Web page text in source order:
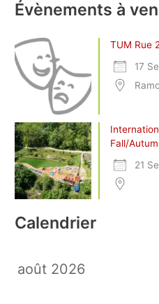
Évènements à
TUM Rue
17
Fall/
21
Calendrier